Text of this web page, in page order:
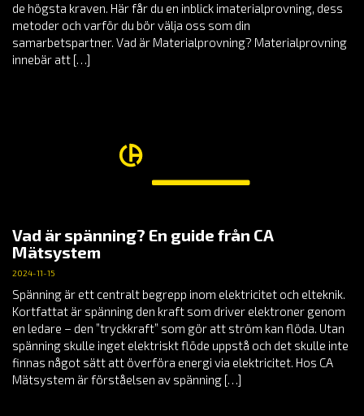
de högsta kraven. Här får du en inblick imaterialprovning, dess
metoder och varför du bör välja oss som din
samarbetspartner. Vad är Materialprovning? Materialprovning
innebär att […]
Vad är spänning? En guide från CA
Mätsystem
2024-11-15
Spänning är ett centralt begrepp inom elektricitet och elteknik.
Kortfattat är spänning den kraft som driver elektroner genom
en ledare – den ”tryckkraft” som gör att ström kan flöda. Utan
spänning skulle inget elektriskt flöde uppstå och det skulle inte
finnas något sätt att överföra energi via elektricitet. Hos CA
Mätsystem är förståelsen av spänning […]